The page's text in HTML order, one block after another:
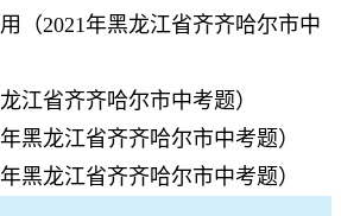
（2021年黑龙江省齐齐哈尔市中
江省齐齐哈尔市中考题）
黑龙江省齐齐哈尔市中考题）
黑龙江省齐齐哈尔市中考题）